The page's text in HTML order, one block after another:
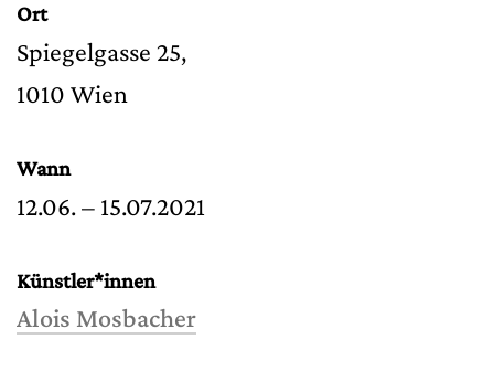
Ort
Spiegelgasse 25,
1010 Wien
Wann
12.06. – 15.07.2021
Künstler*innen
Alois Mosbacher